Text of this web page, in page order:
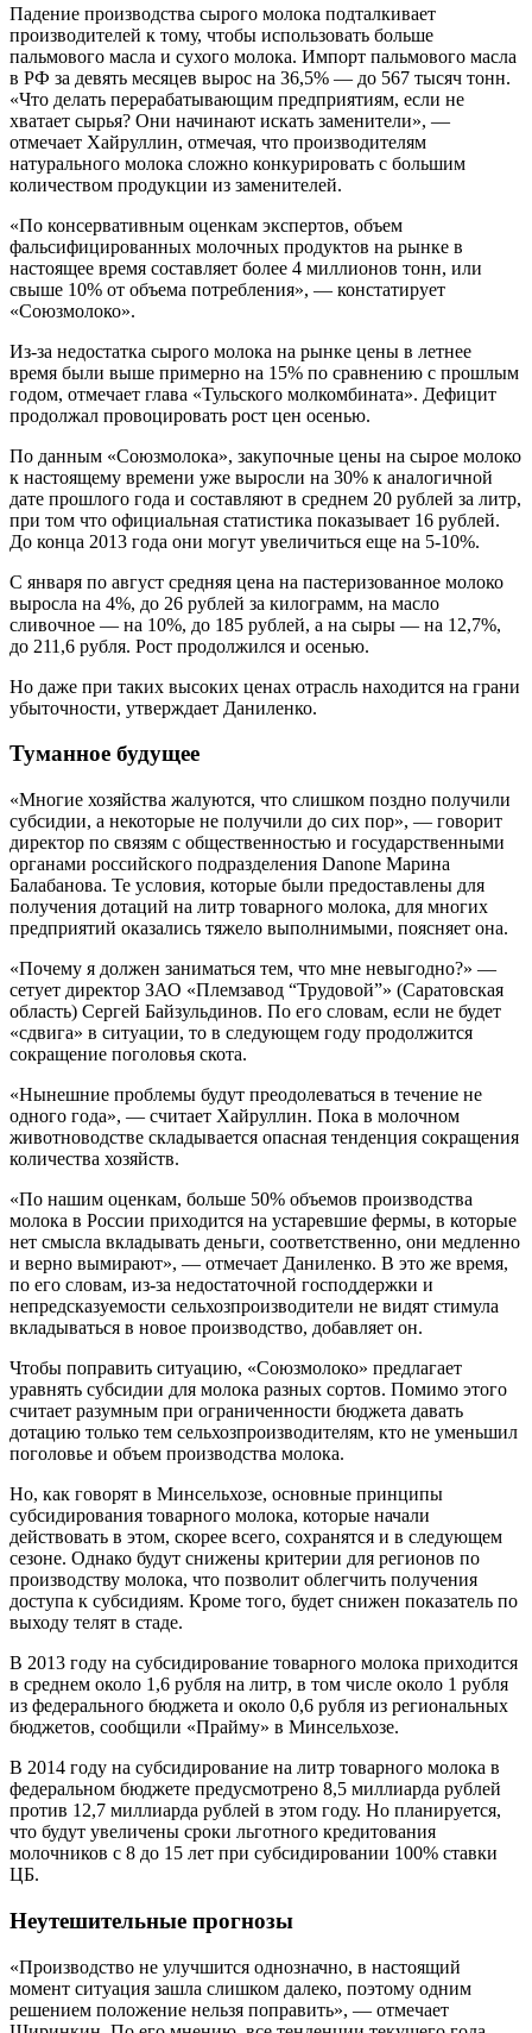
Падение производства сырого молока подталкивает
производителей к тому, чтобы использовать больше
пальмового масла и сухого молока. Импорт пальмового масла
в РФ за девять месяцев вырос на 36,5% — до 567 тысяч тонн.
«Что делать перерабатывающим предприятиям, если не
хватает сырья? Они начинают искать заменители», —
отмечает Хайруллин, отмечая, что производителям
натурального молока сложно конкурировать с большим
количеством продукции из заменителей.
«По консервативным оценкам экспертов, объем
фальсифицированных молочных продуктов на рынке в
настоящее время составляет более 4 миллионов тонн, или
свыше 10% от объема потребления», — констатирует
«Союзмолоко».
Из-за недостатка сырого молока на рынке цены в летнее
время были выше примерно на 15% по сравнению с прошлым
годом, отмечает глава «Тульского молкомбината». Дефицит
продолжал провоцировать рост цен осенью.
По данным «Союзмолока», закупочные цены на сырое молоко
к настоящему времени уже выросли на 30% к аналогичной
дате прошлого года и составляют в среднем 20 рублей за литр,
при том что официальная статистика показывает 16 рублей.
До конца 2013 года они могут увеличиться еще на 5-10%.
С января по август средняя цена на пастеризованное молоко
выросла на 4%, до 26 рублей за килограмм, на масло
сливочное — на 10%, до 185 рублей, а на сыры — на 12,7%,
до 211,6 рубля. Рост продолжился и осенью.
Но даже при таких высоких ценах отрасль находится на грани
убыточности, утверждает Даниленко.
Туманное будущее
«Многие хозяйства жалуются, что слишком поздно получили
субсидии, а некоторые не получили до сих пор», — говорит
директор по связям с общественностью и государственными
органами российского подразделения Danone Марина
Балабанова. Те условия, которые были предоставлены для
получения дотаций на литр товарного молока, для многих
предприятий оказались тяжело выполнимыми, поясняет она.
«Почему я должен заниматься тем, что мне невыгодно?» —
сетует директор ЗАО «Племзавод “Трудовой”» (Саратовская
область) Сергей Байзульдинов. По его словам, если не будет
«сдвига» в ситуации, то в следующем году продолжится
сокращение поголовья скота.
«Нынешние проблемы будут преодолеваться в течение не
одного года», — считает Хайруллин. Пока в молочном
животноводстве складывается опасная тенденция сокращения
количества хозяйств.
«По нашим оценкам, больше 50% объемов производства
молока в России приходится на устаревшие фермы, в которые
нет смысла вкладывать деньги, соответственно, они медленно
и верно вымирают», — отмечает Даниленко. В это же время,
по его словам, из-за недостаточной господдержки и
непредсказуемости сельхозпроизводители не видят стимула
вкладываться в новое производство, добавляет он.
Чтобы поправить ситуацию, «Союзмолоко» предлагает
уравнять субсидии для молока разных сортов. Помимо этого
считает разумным при ограниченности бюджета давать
дотацию только тем сельхозпроизводителям, кто не уменьшил
поголовье и объем производства молока.
Но, как говорят в Минсельхозе, основные принципы
субсидирования товарного молока, которые начали
действовать в этом, скорее всего, сохранятся и в следующем
сезоне. Однако будут снижены критерии для регионов по
производству молока, что позволит облегчить получения
доступа к субсидиям. Кроме того, будет снижен показатель по
выходу телят в стаде.
В 2013 году на субсидирование товарного молока приходится
в среднем около 1,6 рубля на литр, в том числе около 1 рубля
из федерального бюджета и около 0,6 рубля из региональных
бюджетов, сообщили «Прайму» в Минсельхозе.
В 2014 году на субсидирование на литр товарного молока в
федеральном бюджете предусмотрено 8,5 миллиарда рублей
против 12,7 миллиарда рублей в этом году. Но планируется,
что будут увеличены сроки льготного кредитования
молочников с 8 до 15 лет при субсидировании 100% ставки
ЦБ.
Неутешительные прогнозы
«Производство не улучшится однозначно, в настоящий
момент ситуация зашла слишком далеко, поэтому одним
решением положение нельзя поправить», — отмечает